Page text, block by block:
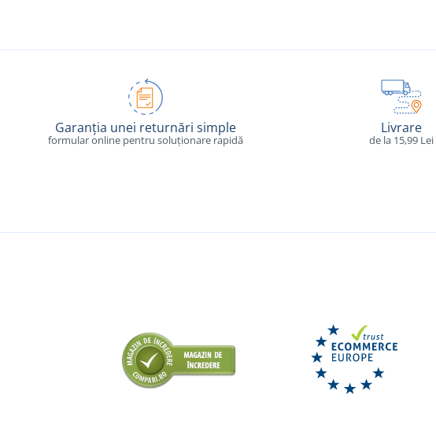
Garanția unei returnări simple
formular online pentru soluționare rapidă
Livrare
de la 15,99 Lei